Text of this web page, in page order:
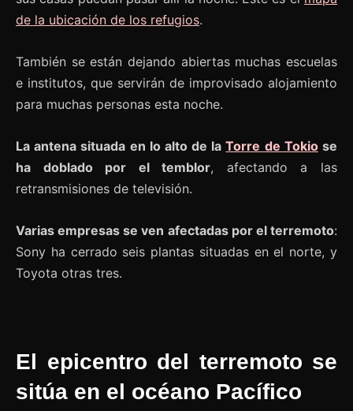
de la ubicación de los refugios.
También se están dejando abiertas muchas escuelas
e institutos, que servirán de improvisado alojamiento
para muchas personas esta noche.
La antena situada en lo alto de laTorre de Tokiose
ha doblado por el temblor, afectando a las
retransmisiones de televisión.
Varias empresas se ven afectadas por el terremoto:
Sony ha cerrado seis plantas situadas en el norte, y
Toyota otras tres.
El epicentro del terremoto se
sitúa en el océano Pacífico